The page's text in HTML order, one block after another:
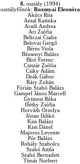
8.osztály (1994)
osztályfőnök: Rozsnyai Eleonóra
Akúcs Rita
Antal Katinka
Aradi Andrea
Ari Zsófia
Beliczai Csaba
Belovai Gergő
Béres Viola
Bézsenyi Balázs
Bíró Ferenc
Csiszár Zsófia
Csiky Ádám
Deák Gábor
Ráry Zoltán
Fórián Szabó Balázs
Gampel János Marcell
Gyimesi Réka
Héthy Zsófia
Horváth Orsolya
Józan Ildikó
Kiss Balázs
Kiss Dánel
Majoros Levente
Pór Balázs
Rohály Szabolcs
Szabó Attila
Szabó Bernadett
Tímár Norbert